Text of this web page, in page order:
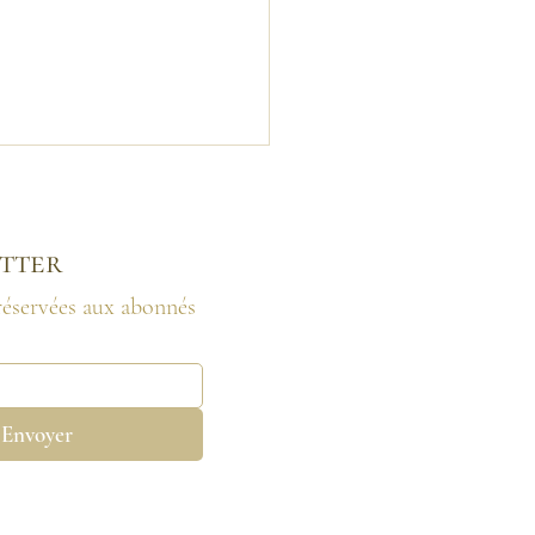
énergétique 77
hors du temps le 25.07)
zéro - Triomphe - Shift
aux abonnés
Envoyer